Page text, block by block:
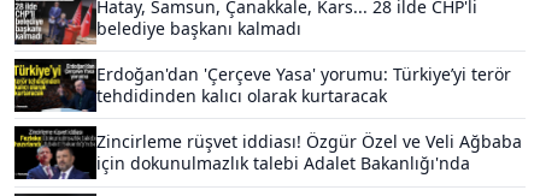
Hatay, Samsun, Çanakkale, Kars... 28 ilde CHP'li
belediye başkanı kalmadı
Erdoğan'dan 'Çerçeve Yasa' yorumu: Türkiye’yi terör
tehdidinden kalıcı olarak kurtaracak
Zincirleme rüşvet iddiası! Özgür Özel ve Veli Ağbaba
için dokunulmazlık talebi Adalet Bakanlığı'nda